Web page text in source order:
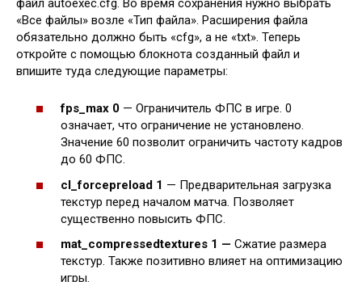
файл autoexec.cfg. Во время сохранения нужно выбрать
«Все файлы» возле «Тип файла». Расширения файла
обязательно должно быть «cfg», а не «txt». Теперь
откройте с помощью блокнота созданный файл и
впишите туда следующие параметры:
fps_max 0 — Ограничитель ФПС в игре. 0
означает, что ограничение не установлено.
Значение 60 позволит ограничить частоту кадров
до 60 ФПС.
cl_forcepreload 1 — Предварительная загрузка
текстур перед началом матча. Позволяет
существенно повысить ФПС.
mat_compressedtextures 1 — Сжатие размера
текстур. Также позитивно влияет на оптимизацию
игры.